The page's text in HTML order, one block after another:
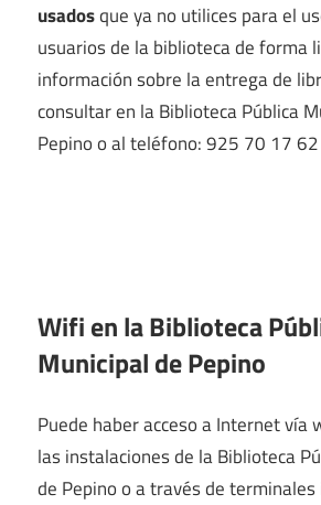
usadosque ya no utilices para el
usuarios de la biblioteca de forma
información sobre la entrega de
consultar en la Biblioteca Pública
Pepino o al teléfono: 925 70 17 62
Wifi en laBiblioteca
Municipal de Pepino
Puede haber acceso a Internet vía
las instalaciones de la Biblioteca
de Pepino o a través de